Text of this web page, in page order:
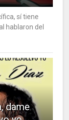
sí tiene
hablaron del
dame